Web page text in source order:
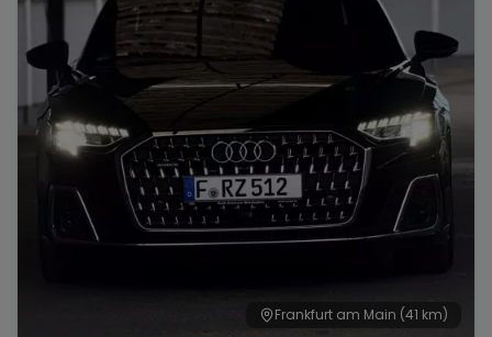
Frankfurt am Main (41 km)